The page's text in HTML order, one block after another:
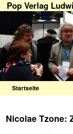
Pop Verlag
Startseite
Nicolae Tzone: